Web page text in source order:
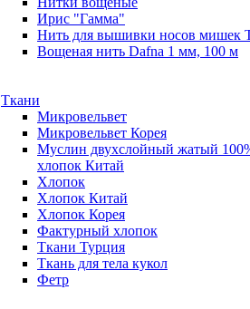
Ирис "Гамма"
Нить для вышивки носов мишек
Вощеная нить Dafna 1 мм, 100 м
Ткани
Микровельвет
Микровельвет Корея
Муслин двухслойный жатый
хлопок Китай
Хлопок
Хлопок Китай
Хлопок Корея
Фактурный хлопок
Ткани Турция
Ткань для тела кукол
Фетр